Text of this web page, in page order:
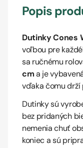
Popis
Dutinky Cones
voľbou pre
sa ručnému
cma je
vďaka čomu drží
Dutinky sú
bez pridaných
nemenia chuť
koniec a sú